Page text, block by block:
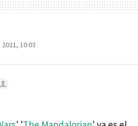
10:03